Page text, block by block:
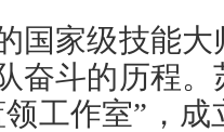
家级技能大
奋斗的历程
工作室”，